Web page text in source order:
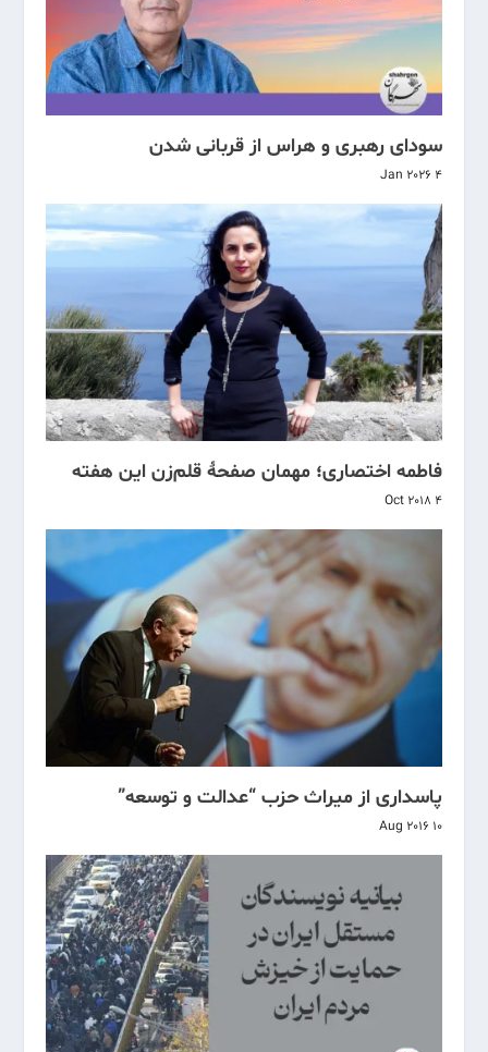
سودای رهبری و هراس از قربانی شدن
4 Jan 2026
فاطمه اختصاری؛ مهمان صفحهٔ قلم‌زن این هفته
4 Oct 2018
پاسداری از میراث حزب “عدالت و توسعه”
10 Aug 2016